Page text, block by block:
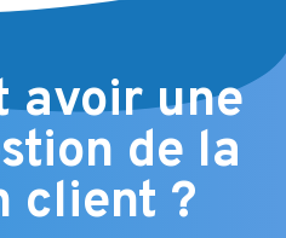
avoir une
de la
client ?